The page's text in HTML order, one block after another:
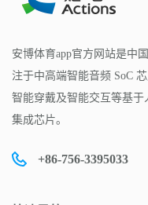
安博体育app官方网站是中
注于中高端智能音频 SoC
智能穿戴及智能交互等基
集成芯片。
+86-756-3395033